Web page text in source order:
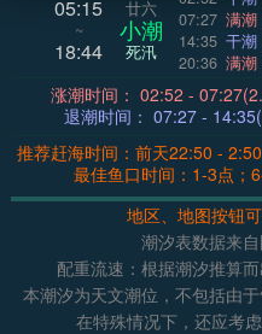
05:15
~
18:44
廿六
小潮
死汛
07:27 满潮
14:35 干潮
20:36 满潮
涨潮时间： 02:52 -
退潮时间：
推荐赶海时间：前天22:50 -
最佳鱼口时间：1-3点；
地区、地图按钮
潮汐表数据来
配重流速：根据潮汐推算
本潮汐为天文潮位，不包括由
在特殊情况下，还应考